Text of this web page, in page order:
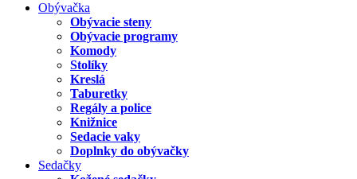
Obývačka
Obývacie steny
Obývacie programy
Komody
Stolíky
Kreslá
Taburetky
Regály a police
Knižnice
Sedacie vaky
Doplnky do obývačky
Sedačky